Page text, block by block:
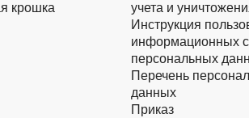
крошка
учета и
Инструкция
информационных
персональных
Перечень
данных
Приказ